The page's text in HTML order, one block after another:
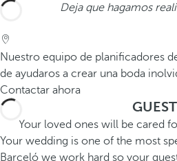
Deja que hagamos
Nuestro equipo de planificadores
de ayudaros a crear una boda
Contactar ahora
GUEST
Your loved ones will be cared
Your wedding is one of the most
Barceló we work hard so your